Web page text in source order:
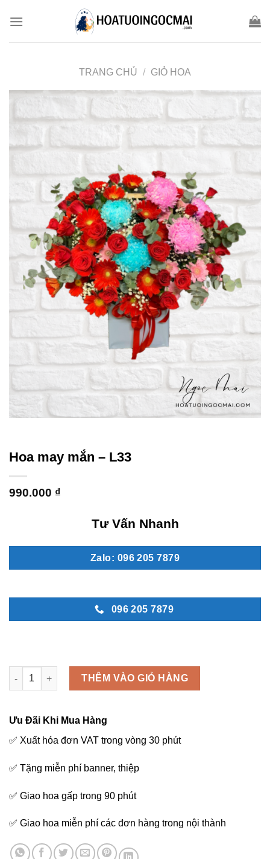
TRANG CHỦ / GIỎ HOA
Hoa may mắn – L33
990.000 ₫
Tư Vấn Nhanh
Zalo: 096 205 7879
096 205 7879
Hoa may mắn - L33 số lượng
THÊM VÀO GIỎ HÀNG
Ưu Đãi Khi Mua Hàng
✅ Xuất hóa đơn VAT trong vòng 30 phút
✅ Tặng miễn phí banner, thiệp
✅ Giao hoa gấp trong 90 phút
✅ Giao hoa miễn phí các đơn hàng trong nội thành